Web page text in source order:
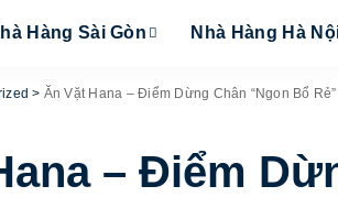
Hàng Sài Gòn Nhà Hàng Hà
> Ăn Vặt Hana – Điểm Dừng Chân “Ngon Bổ
– Điểm